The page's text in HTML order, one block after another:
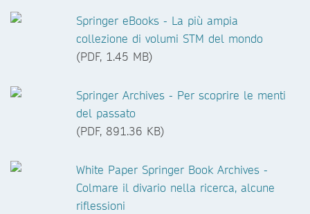
Springer eBooks - La più ampia
collezione di volumi STM del mondo
(PDF, 1.45 MB)
Springer Archives - Per scoprire le menti
del passato
(PDF, 891.36 KB)
White Paper Springer Book Archives -
Colmare il divario nella ricerca, alcune
riflessioni